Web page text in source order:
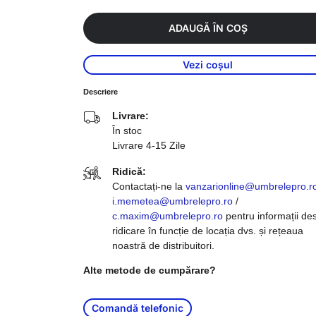
ADAUGĂ ÎN COȘ
Vezi coșul
Descriere
Livrare:
În stoc
Livrare 4-15 Zile
Ridică:
Contactați-ne la
i.memetea@umbrelepro.ro /
c.maxim@umbrelepro.ro pentru informații
ridicare în funcție de locația dvs. și rețeaua
noastră de distribuitori.
Alte metode de cumpărare?
Comandă telefonic